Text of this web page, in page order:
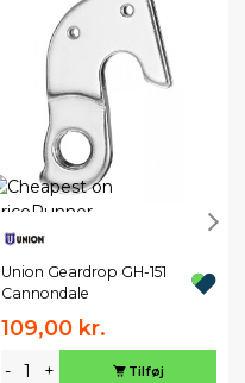
Union Geardrop GH-151
Cannondale
109,00 kr.
- + Tilføj